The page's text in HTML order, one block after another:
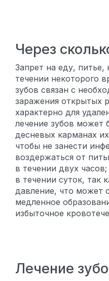
Через
Запрет на еду, питье,
течении некоторого
зубов связан с
заражения открытых
характерно для
лечение зубов может
десневых карманах
чтобы не занести
воздержаться от
в течении двух
в течении суток, так
давление, что может
медленное
избыточное
Лечение